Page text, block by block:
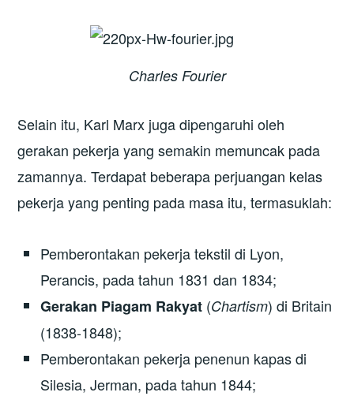
Charles Fourier
Selain itu, Karl Marx juga dipengaruhi oleh
gerakan pekerja yang semakin memuncak pada
zamannya. Terdapat beberapa perjuangan kelas
pekerja yang penting pada masa itu, termasuklah:
Pemberontakan pekerja tekstil di Lyon,
Perancis, pada tahun 1831 dan 1834;
Gerakan Piagam Rakyat (Chartism) di Britain
(1838-1848);
Pemberontakan pekerja penenun kapas di
Silesia, Jerman, pada tahun 1844;